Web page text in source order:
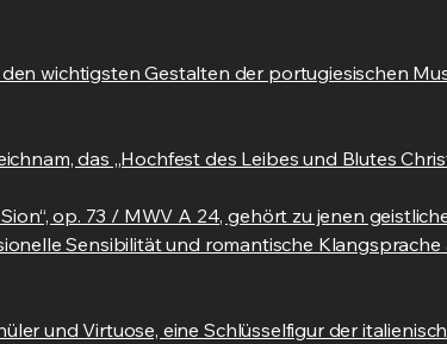
wichtigsten Gestalten der portugiesischen
das „Hochfest des Leibes und Blutes
op. 73 / MWV A 24, gehört zu jenen
Sensibilität und romantische
und Virtuose, eine Schlüsselfigur der